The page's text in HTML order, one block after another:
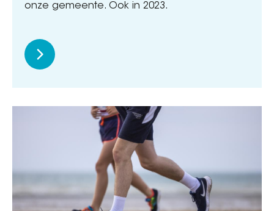
onze gemeente. Ook in 2023.